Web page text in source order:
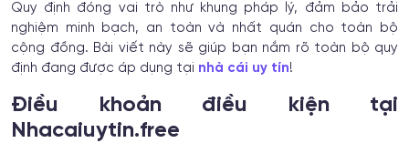
Quy định đóng vai trò như khung pháp lý, đảm bảo trải
nghiệm minh bạch, an toàn và nhất quán cho toàn bộ
cộng đồng. Bài viết này sẽ giúp bạn nắm rõ toàn bộ quy
định đang được áp dụng tại nhà cái uy tín!
Điều khoản điều kiện tại
Nhacaiuytin.free